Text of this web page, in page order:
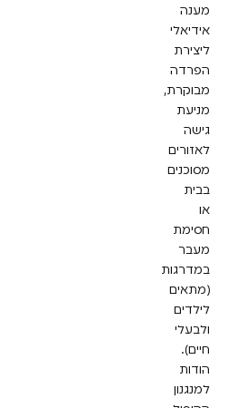
מענה
אידיאלי
ליצירת
הפרדה
מבוקרת,
מניעת
גישה
לאזורים
מסוכנים
בבית
או
חסימת
מעבר
במדרגות
(מתאים
לילדים
ולבעלי
חיים).
הודות
למנגנון